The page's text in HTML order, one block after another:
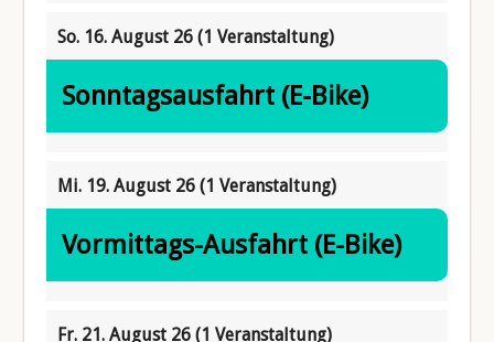
So. 16. August 26(1 Veranstaltung)
Sonntagsausfahrt (E-Bike)
Mi. 19. August 26(1 Veranstaltung)
Vormittags-Ausfahrt (E-Bike)
Fr. 21. August 26(1 Veranstaltung)